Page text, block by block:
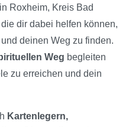
Roxheim, Kreis Bad
dir dabei helfen können,
deinen Weg zu finden.
Weg begleiten
zu erreichen und dein
Kartenlegern,